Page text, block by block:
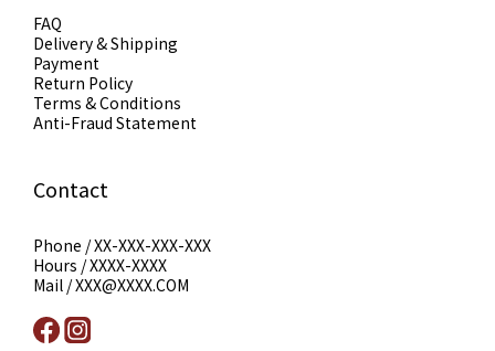
FAQ
Delivery & Shipping
Payment
Return Policy
Terms & Conditions
Anti-Fraud Statement
Contact
Phone / XX-XXX-XXX-XXX
Hours / XXXX-XXXX
Mail / XXX@XXXX.COM